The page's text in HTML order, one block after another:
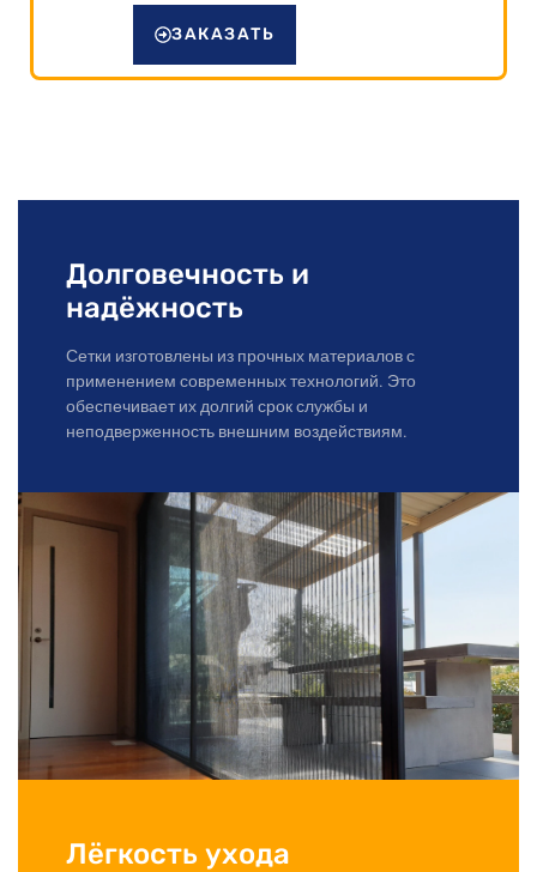
ЗАКАЗАТЬ
Долговечность и
надёжность
Сетки изготовлены из прочных материалов с
применением современных технологий. Это
обеспечивает их долгий срок службы и
неподверженность внешним воздействиям.
Лёгкость ухода